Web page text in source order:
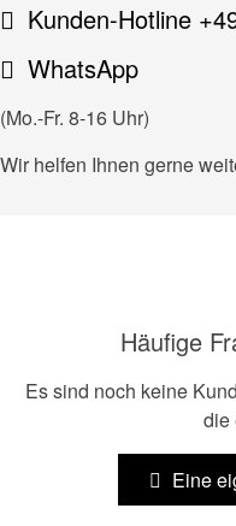
Kunden-Hotline
WhatsApp
(Mo.-Fr. 8-16 Uhr)
Wir helfen Ihnen gerne
Häufige
Es sind noch keine
die
Eine